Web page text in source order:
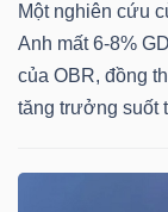
Một nghiên cứu
Anh mất 6-8%
của OBR, đồng
tăng trưởng suốt
CHÍNH
HÀNG